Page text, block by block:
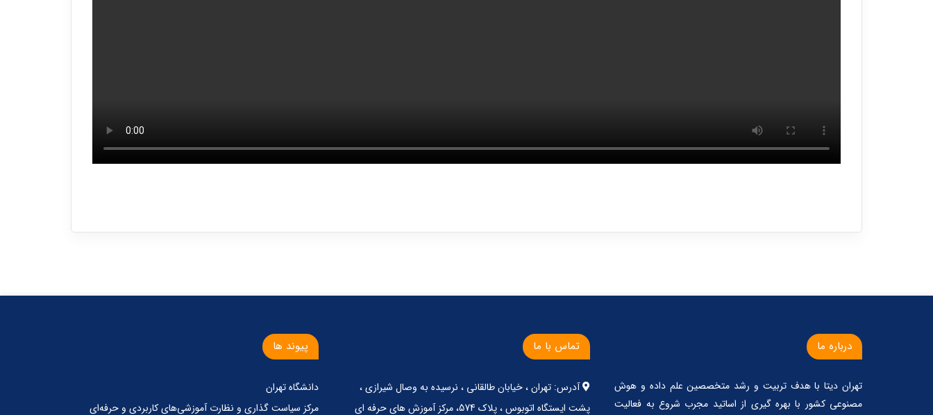
درباره ما
تهران دیتا با هدف تربیت و رشد متخصصین علم داده و هوش
مصنوعی کشور با بهره گیری از اساتید مجرب شروع به فعالیت
تماس با ما
آدرس: تهران ، خیابان طالقانی ، نرسیده به وصال شیرازی ،
پشت ایستگاه اتوبوس ، پلاک 574، مرکز آموزش های حرفه ای
پیوند ها
دانشگاه تهران
مرکز‌ سیاست گذاری‌ و‌ نظارت آموزشی‌های کاربردی‌ و‌ حرفه‌ای